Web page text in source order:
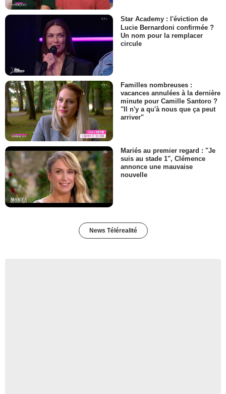
Star Academy : l'éviction de
Lucie Bernardoni confirmée ?
Un nom pour la remplacer
circule
Familles nombreuses :
vacances annulées à la dernière
minute pour Camille Santoro ?
"Il n'y a qu'à nous que ça peut
arriver"
Mariés au premier regard : "Je
suis au stade 1", Clémence
annonce une mauvaise
nouvelle
News Télérealité